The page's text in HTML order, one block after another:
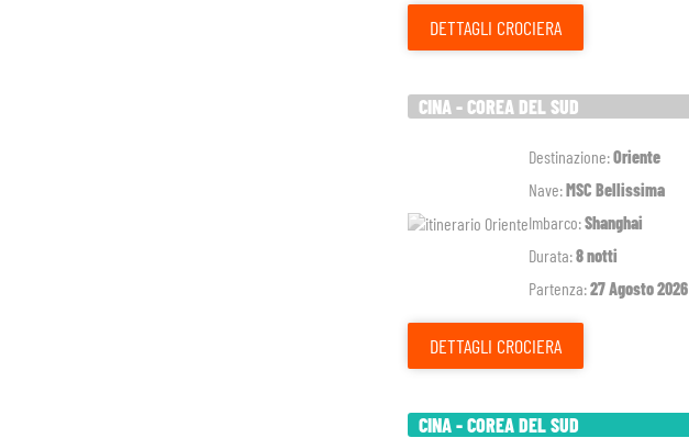
DETTAGLI CROCIERA
CINA - COREA DEL SUD
Destinazione:Oriente
Nave:MSC Bellissima
Imbarco:Shanghai
Durata:8 notti
Partenza:27 Agosto 2026
DETTAGLI CROCIERA
CINA - COREA DEL SUD